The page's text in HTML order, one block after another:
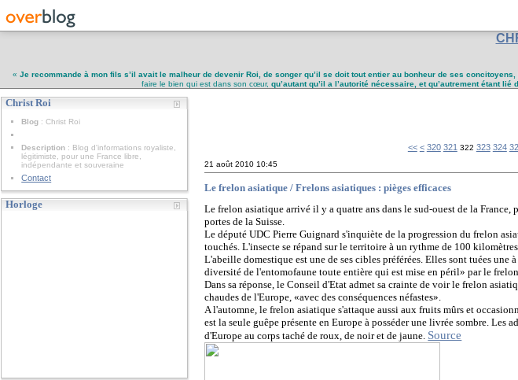
« Je recommande à mon fils s’il avait le malheur de devenir Roi, de songer qu’il se doit tout entier au bonheur de ses
faire le bien qui est dans son cœur, qu’autant qu’il a l’autorité nécessaire, et qu’autrement étant lié
Christ Roi
Blog : Christ Roi
Description : Blog d'informations royaliste,
légitimiste, pour une France libre,
indépendante et souveraine
Contact
Horloge
<< < 300
310
320 321 322 323 324
21 août 2010 10:45
Le frelon asiatique / Frelons asiatiques : pièges efficaces
Le frelon asiatique arrivé il y a quatre ans dans le sud-ouest de la
portes de la Suisse.
Le député UDC Pierre Guignard s'inquiète de la progression du frelon
touchés. L'insecte se répand sur le territoire à un rythme de 100
L'abeille domestique est une de ses cibles préférées. Elles sont tuées
diversité de l'entomofaune toute entière qui est mise en péril» par le
Dans sa réponse, le Conseil d'Etat admet sa crainte de voir le frelon
chaudes de l'Europe, «avec des conséquences néfastes».
A l'automne, le frelon asiatique s'attaque aussi aux fruits mûrs et
est la seule guêpe présente en Europe à posséder une livrée sombre.
d'Europe au corps taché de roux, de noir et de jaune. Source